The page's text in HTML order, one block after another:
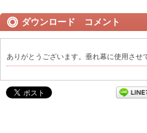
ダウンロード コメント
ありがとうございます。垂れ幕に使用させ